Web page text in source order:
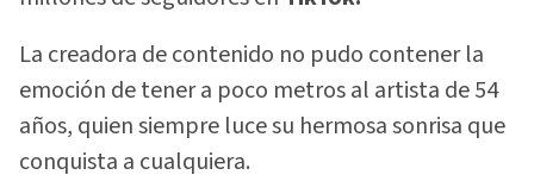
La creadora de contenido no pudo contener la
emoción de tener a poco metros al artista de 54
años, quien siempre luce su hermosa sonrisa que
conquista a cualquiera.